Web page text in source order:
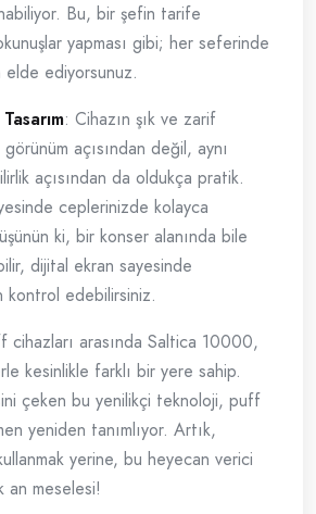
Bu, bir şefin tarife
yapması gibi; her seferinde
elde ediyorsunuz.
: Cihazın şık ve zarif
açısından değil, aynı
açısından da oldukça pratik.
ceplerinizde kolayca
ki, bir konser alanında bile
dijital ekran sayesinde
kontrol edebilirsiniz.
cihazları arasında Saltica 10000,
kesinlikle farklı bir yere sahip.
çeken bu yenilikçi teknoloji, puff
yeniden tanımlıyor. Artık,
yerine, bu heyecan verici
an meselesi!